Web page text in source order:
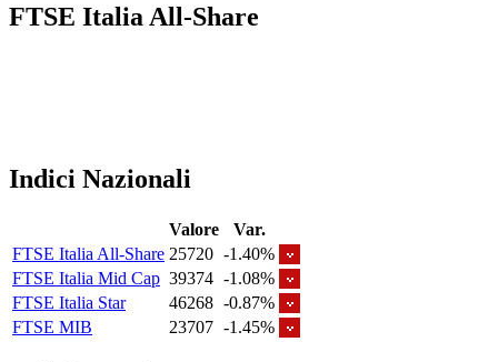
FTSE Italia All-Share
Indici Nazionali
Valore
Var.
FTSE Italia All-Share 25720 -1.40%
FTSE Italia Mid Cap 39374 -1.08%
FTSE Italia Star
46268 -0.87%
FTSE MIB
23707 -1.45%